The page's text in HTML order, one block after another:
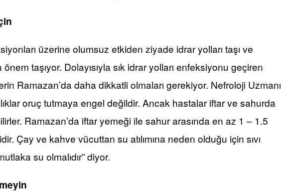
üzerine olumsuz etkiden ziyade idrar yolları taşı ve
taşıyor. Dolayısıyla sık idrar yolları enfeksiyonu geçiren
Ramazan’da daha dikkatli olmaları gerekiyor. Nefroloji Uzmanı
oruç tutmaya engel değildir. Ancak hastalariftarve sahurda
Ramazan’da iftaryemeği ile sahur arasında en az 1 – 1.5
Çay ve kahve vücuttan su atılımına neden olduğu için sıvı
su olmalıdır” diyor.